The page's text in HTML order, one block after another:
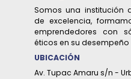
Somos una institución
de excelencia,
emprendedores con
éticos en su desempeño
UBICACIÓN
Av. Tupac Amaru s/n -